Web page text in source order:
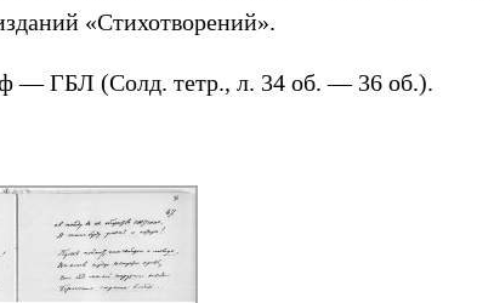
«Стихотворений».
— ГБЛ (Солд. тетр., л. 34 об. — 36 об.).